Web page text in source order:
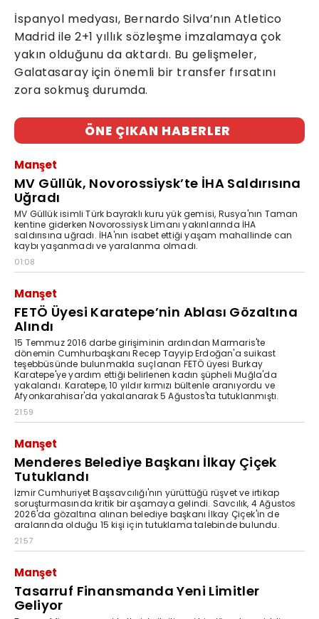
İspanyol medyası, Bernardo Silva’nın Atletico
Madrid ile 2+1 yıllık sözleşme imzalamaya çok
yakın olduğunu da aktardı. Bu gelişmeler,
Galatasaray için önemli bir transfer fırsatını
zora sokmuş durumda.
ÖNE ÇIKAN HABERLER
Manşet
MV Güllük, Novorossiysk’te İHA Saldırısına
Uğradı
MV Güllük isimli Türk bayraklı kuru yük gemisi, Rusya'nın Taman
kentine giderken Novorossiysk Limanı yakınlarında İHA
saldırısına uğradı. İHA'nın isabet ettiği yaşam mahallinde can
kaybı yaşanmadı ve yaralanma olmadı.
01:08
Manşet
FETÖ Üyesi Karatepe’nin Ablası Gözaltına
Alındı
15 Temmuz 2016 darbe girişiminin ardından Marmaris'te
dönemin Cumhurbaşkanı Recep Tayyip Erdoğan'a suikast
teşebbüsünde bulunmakla suçlanan FETÖ üyesi Burkay
Karatepe'ye yardım ettiği belirlenen kadın şüpheli Muğla'da
yakalandı. Karatepe, 10 yıldır kırmızı bültenle aranıyordu ve
Afyonkarahisar'da yakalanarak 5 Ağustos'ta tutuklanmıştı.
21:59
Manşet
Menderes Belediye Başkanı İlkay Çiçek
Tutuklandı
İzmir Cumhuriyet Başsavcılığı'nın yürüttüğü rüşvet ve irtikap
soruşturmasında kritik bir aşamaya gelindi. Savcılık, 4 Ağustos
2026'da gözaltına alınan belediye başkanı İlkay Çiçek'in de
aralarında olduğu 15 kişi için tutuklama talebinde bulundu.
21:57
Manşet
Tasarruf Finansmanda Yeni Limitler
Geliyor